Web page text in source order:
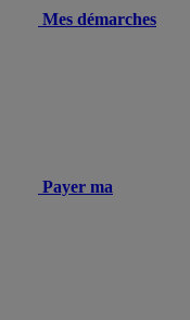
Mes démarches
Payer ma